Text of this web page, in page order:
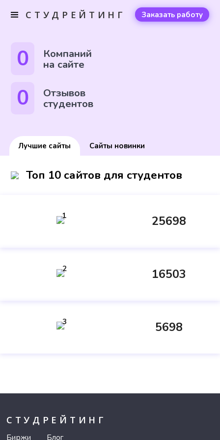
СТУДРЕЙТИНГ Заказать работу
0 Компаний
на сайте
0 Отзывов
студентов
Лучшие сайты Сайты новинки
Топ 10 сайтов для студентов
1 25698
2 16503
3 5698
СТУДРЕЙТИНГ
Биржи Блог